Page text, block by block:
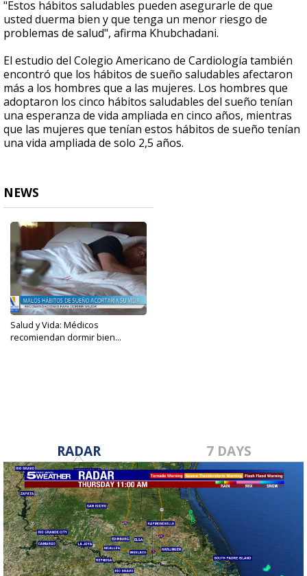
"Estos hábitos saludables pueden asegurarle de que
usted duerma bien y que tenga un menor riesgo de
problemas de salud", afirma Khubchadani.
El estudio del Colegio Americano de Cardiología también
encontró que los hábitos de sueño saludables afectaron
más a los hombres que a las mujeres. Los hombres que
adoptaron los cinco hábitos saludables del sueño tenían
una esperanza de vida ampliada en cinco años, mientras
que las mujeres que tenían estos hábitos de sueño tenían
una vida ampliada de solo 2,5 años.
NEWS
Salud y Vida: Médicos
recomiendan dormir bien...
RADAR 7 DAYS